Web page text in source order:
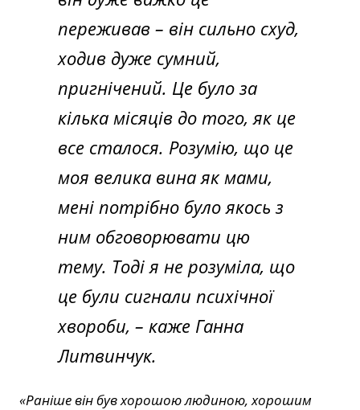
переживав – він сильно схуд,
ходив дуже сумний,
пригнічений. Це було за
кілька місяців до того, як це
все сталося. Розумію, що це
моя велика вина як мами,
мені потрібно було якось з
ним обговорювати цю
тему. Тоді я не розуміла, що
це були сигнали психічної
хвороби, – каже Ганна
Литвинчук.
«Раніше він був хорошою людиною, хорошим